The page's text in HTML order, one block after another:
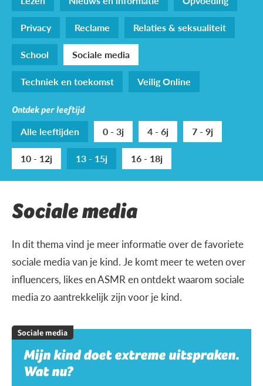
Privacy
Reclame
Relaties & seksualiteit
School
Sociale media
Techniek en toekomst
Veilig Online
Ontdek per leeftijd
Alle leeftijden 0 - 3j 4 - 6j
7 - 9j
10 - 12j
13 - 15j 16 - 18j
Sociale media
In dit thema vind je meer informatie over de favoriete
sociale media van je kind. Je komt meer te weten over
influencers, likes en ASMR en ontdekt waarom sociale
media zo aantrekkelijk zijn voor je kind.
Sociale media
Mijn kind doet extreme uitspraken.
Wat nu?